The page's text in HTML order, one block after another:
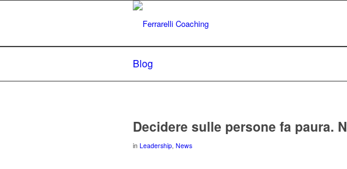
Blog
Decidere sulle persone fa paura.
in Leadership, News